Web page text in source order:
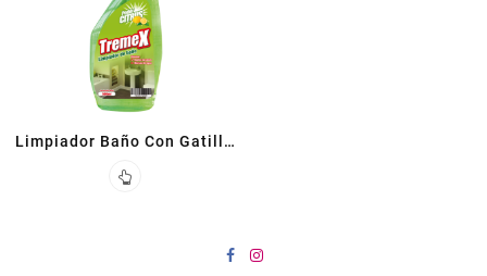
Limpiador Baño Con Gatillo
500cc